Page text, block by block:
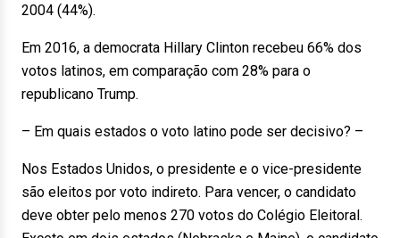
2004 (44%).
Em 2016, a democrata Hillary Clinton recebeu 66% dos
votos latinos, em comparação com 28% para o
republicano Trump.
– Em quais estados o voto latino pode ser decisivo? –
Nos Estados Unidos, o presidente e o vice-presidente
são eleitos por voto indireto. Para vencer, o candidato
deve obter pelo menos 270 votos do Colégio Eleitoral.